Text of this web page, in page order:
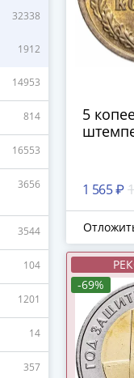
32338
1912
14953
814
16553
3656
3544
104
1201
14
357
5
1 565 ₽
-69%